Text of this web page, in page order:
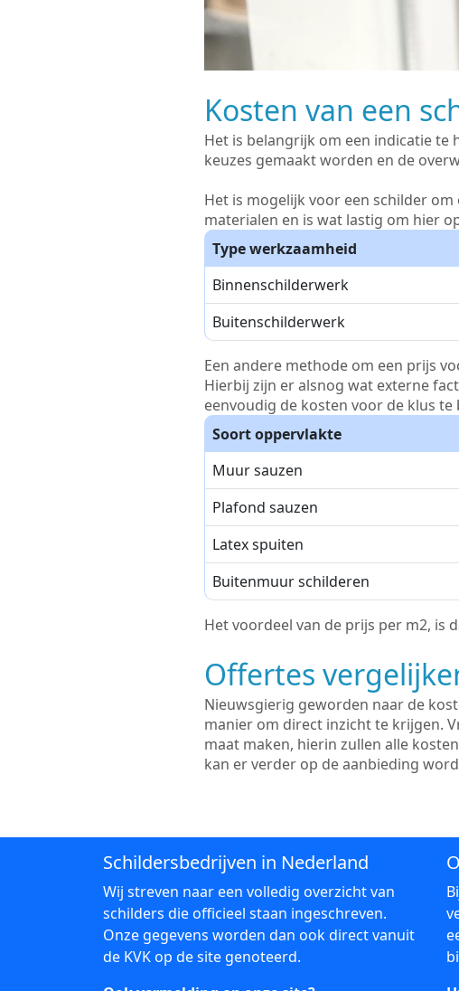
Kosten van een
Het is belangrijk om een indicatie te
keuzes gemaakt worden en de
Het is mogelijk voor een schilder
materialen en is wat lastig om hier
Type werkzaamheid
Binnenschilderwerk
Buitenschilderwerk
Een andere methode om een prijs
Hierbij zijn er alsnog wat externe
eenvoudig de kosten voor de klus te
Soort oppervlakte
Muur sauzen
Plafond sauzen
Latex spuiten
Buitenmuur schilderen
Het voordeel van de prijs per m2, is
Offertes
Nieuwsgierig geworden naar de
manier om direct inzicht te krijgen.
maat maken, hierin zullen alle
kan er verder op de aanbieding
Schildersbedrijven in Nederland
Wij streven naar een volledig overzicht van
schilders die officieel staan ingeschreven.
Onze gegevens worden dan ook direct vanuit
de KVK op de site genoteerd.